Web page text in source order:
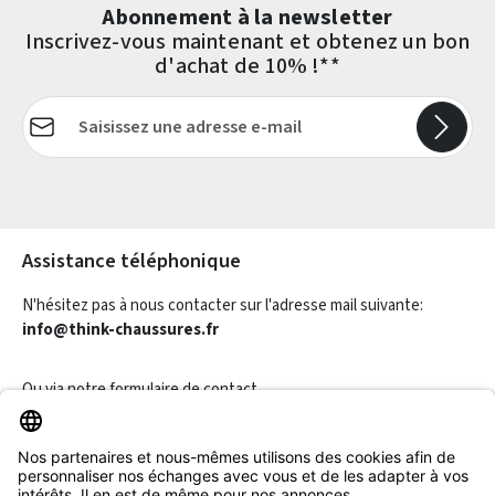
Abonnement à la newsletter
Inscrivez-vous maintenant et obtenez un bon
d'achat de 10% !**
Adresse e-mail*
Assistance téléphonique
N'hésitez pas à nous contacter sur l'adresse mail suivante:
info@think-chaussures.fr
Ou via notreformulaire de contact.
Révoquer un contrat